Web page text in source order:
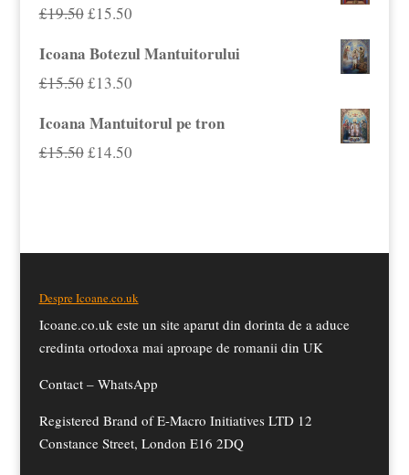
£15.00.
£19.50Prețul
£19.50.
£15.50Prețul
Icoana Botezul Mantuitorului
£15.50Prețul
£13.50Prețul
Icoana Mantuitorul pe tron
£15.50Prețul
£14.50Prețul
Despre Icoane.co.uk
Icoane.co.uk este un site aparut din dorinta de a aduce
credinta ortodoxa mai aproape de romanii din UK
Contact – WhatsApp
Registered Brand of E-Macro Initiatives LTD 12
Constance Street, London E16 2DQ